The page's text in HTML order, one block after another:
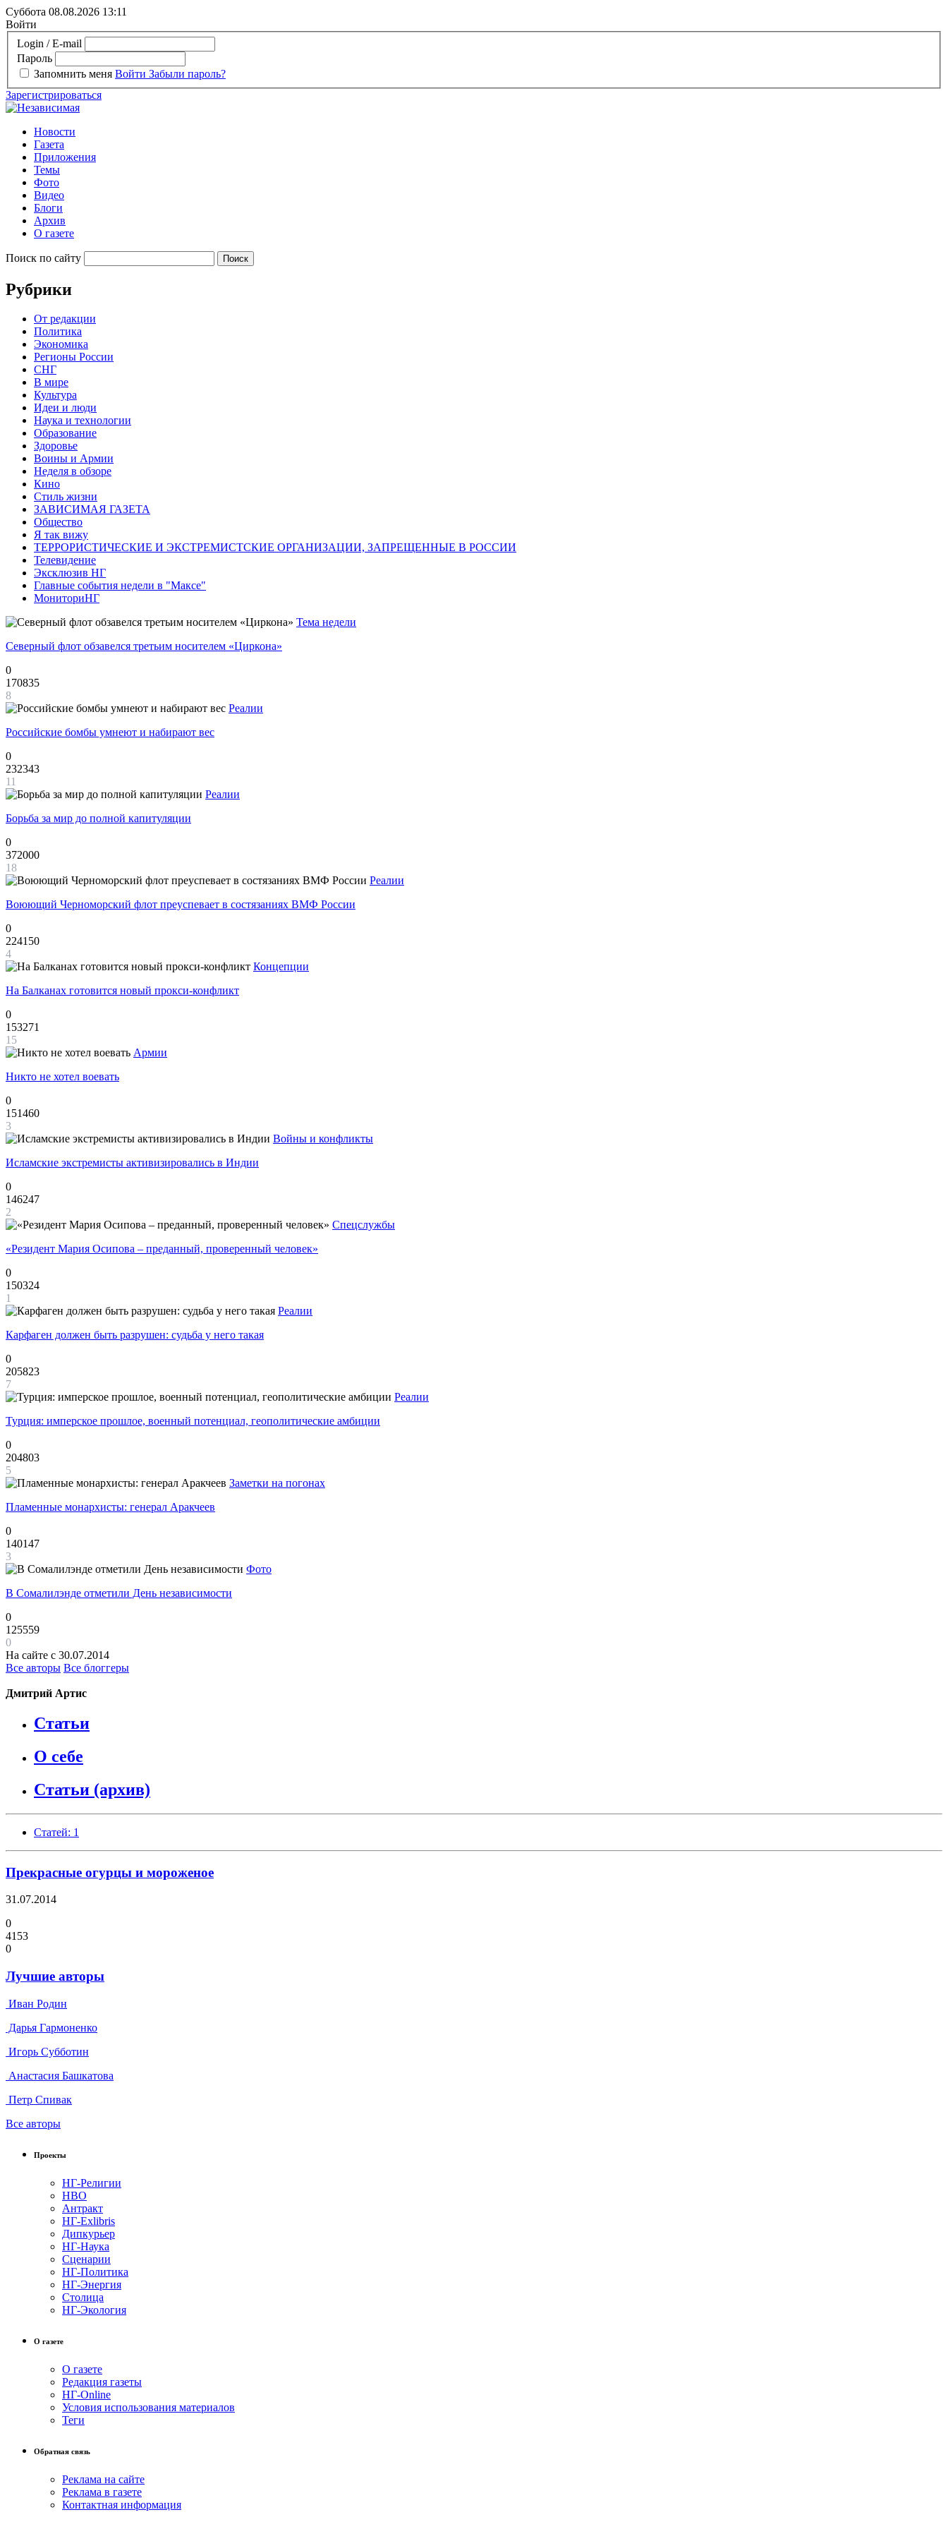
Суббота 08.08.2026 13:11
Войти
Login / E-mail
Пароль
Запомнить меня Войти Забыли пароль?
Зарегистрироваться
Новости
Газета
Приложения
Темы
Фото
Видео
Блоги
Архив
О газете
Поиск по сайту
Рубрики
От редакции
Политика
Экономика
Регионы России
СНГ
В мире
Культура
Идеи и люди
Наука и технологии
Образование
Здоровье
Воины и Армии
Неделя в обзоре
Кино
Стиль жизни
ЗАВИСИМАЯ ГАЗЕТА
Общество
Я так вижу
ТЕРРОРИСТИЧЕСКИЕ И ЭКСТРЕМИСТСКИЕ ОРГАНИЗАЦИИ, ЗАПРЕЩЕННЫЕ В РОССИИ
Телевидение
Эксклюзив НГ
Главные события недели в "Максе"
МониториНГ
Тема недели
Северный флот обзавелся третьим носителем «Циркона»
0
170835
8
Реалии
Российские бомбы умнеют и набирают вес
0
232343
11
Реалии
Борьба за мир до полной капитуляции
0
372000
18
Реалии
Воюющий Черноморский флот преуспевает в состязаниях ВМФ России
0
224150
4
Концепции
На Балканах готовится новый прокси-конфликт
0
153271
15
Армии
Никто не хотел воевать
0
151460
3
Войны и конфликты
Исламские экстремисты активизировались в Индии
0
146247
2
Спецслужбы
«Резидент Мария Осипова – преданный, проверенный человек»
0
150324
1
Реалии
Карфаген должен быть разрушен: судьба у него такая
0
205823
7
Реалии
Турция: имперское прошлое, военный потенциал, геополитические амбиции
0
204803
5
Заметки на погонах
Пламенные монархисты: генерал Аракчеев
0
140147
3
Фото
В Сомалилэнде отметили День независимости
0
125559
0
На сайте с 30.07.2014
Все авторы Все блоггеры
Дмитрий Артис
Статьи
О себе
Статьи (архив)
Статей: 1
Прекрасные огурцы и мороженое
31.07.2014
0
4153
0
Лучшие авторы
Иван Родин
Дарья Гармоненко
Игорь Субботин
Анастасия Башкатова
Петр Спивак
Все авторы
Проекты
НГ-Религии
НВО
Антракт
НГ-Exlibris
Дипкурьер
НГ-Наука
Сценарии
НГ-Политика
НГ-Энергия
Столица
НГ-Экология
О газете
О газете
Редакция газеты
НГ-Online
Условия использования материалов
Теги
Обратная связь
Реклама на сайте
Реклама в газете
Контактная информация